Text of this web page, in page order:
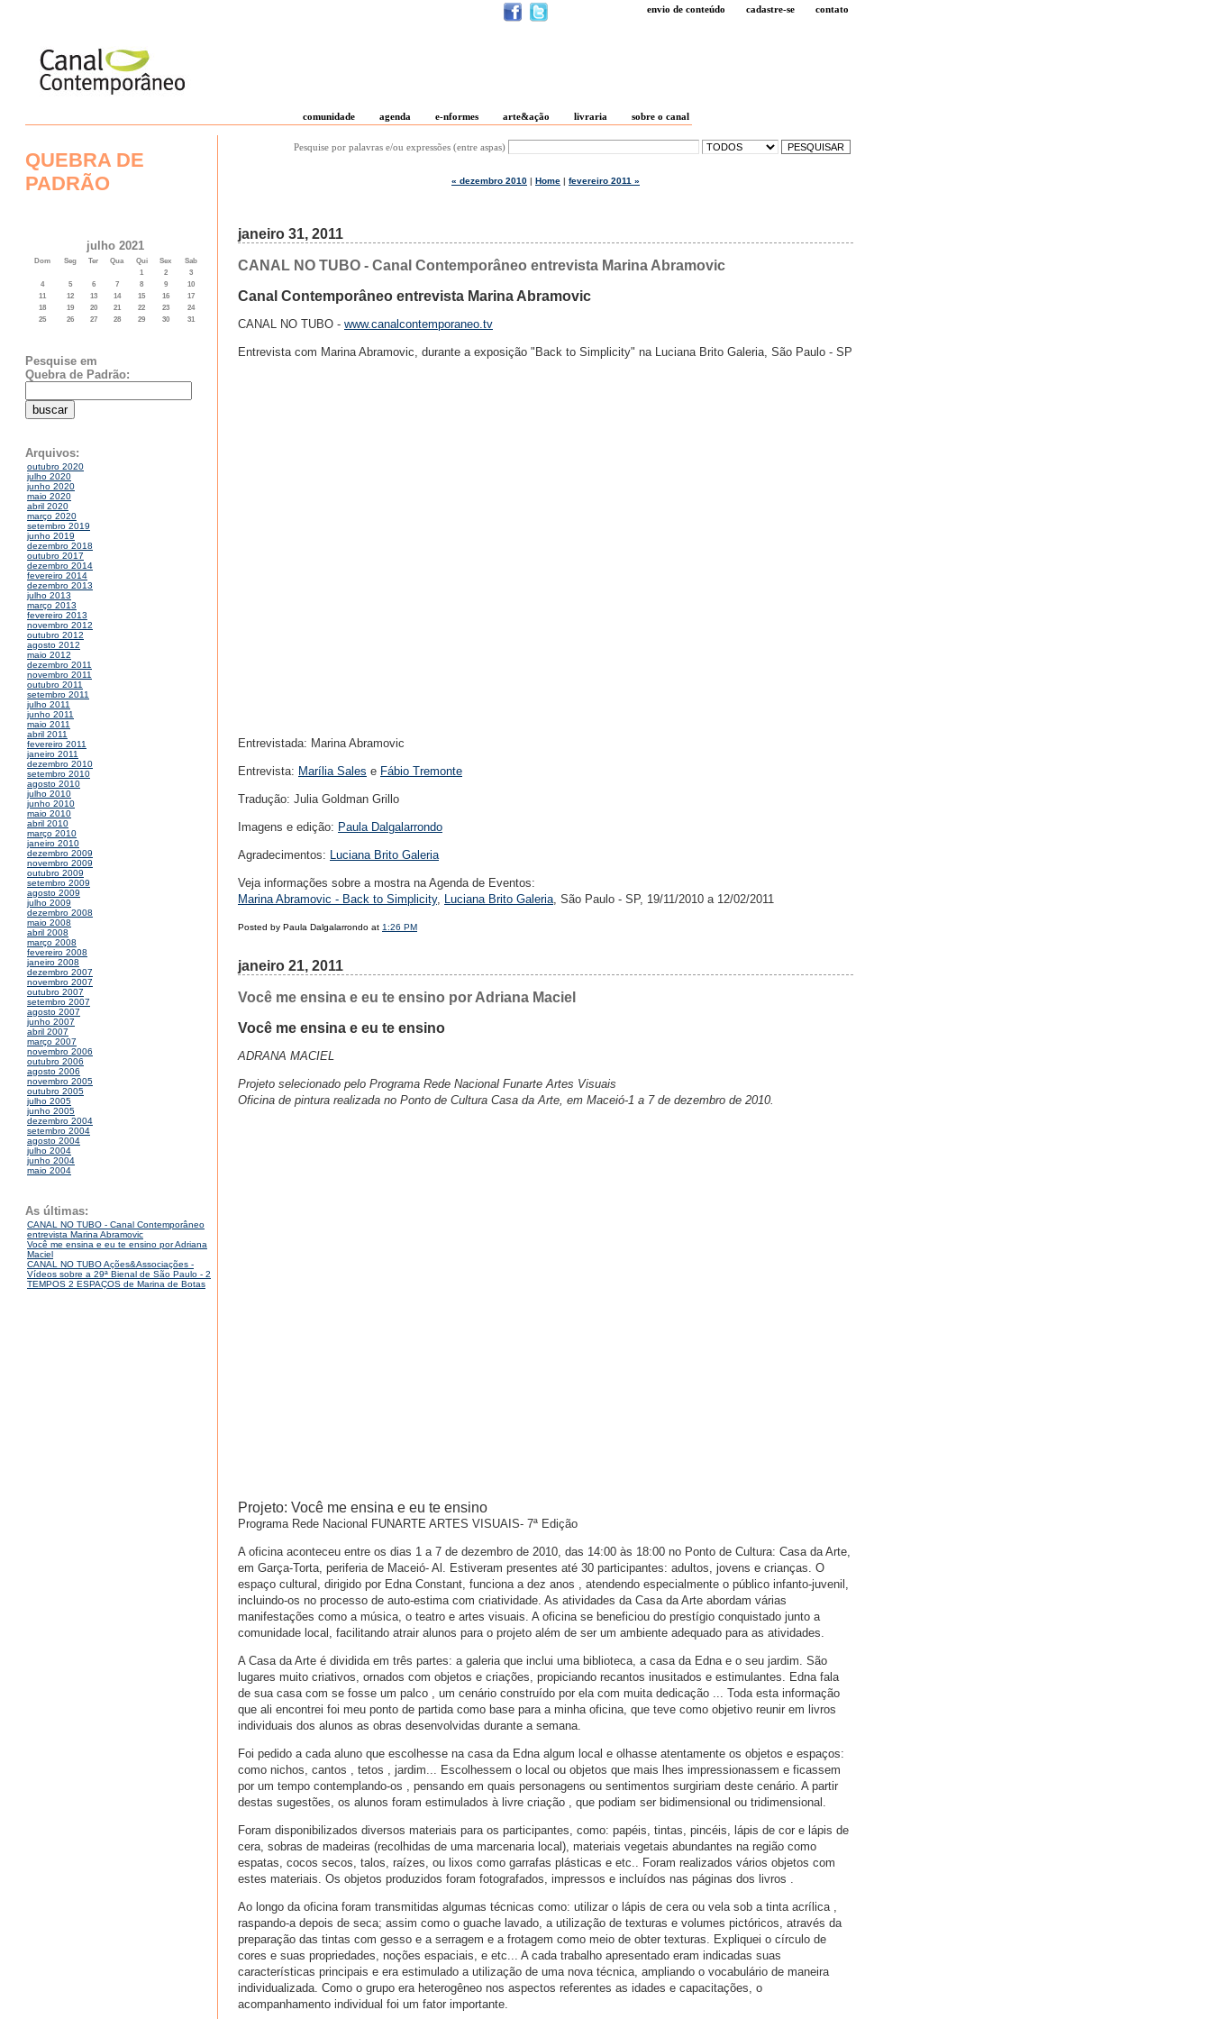
envio de conteúdo cadastre-se contato
comunidade agenda e-nformes arte&ação livraria sobre o canal
QUEBRA DE
PADRÃO
julho 2021
Dom Seg Ter Qua Qui Sex
Sab
1
2
3
4
5 6 7 8 9
10
11
12 13 14 15 16
17
18
19 20 21 22 23
24
25
26 27 28 29 30 31
Pesquise em
Quebra de Padrão:
Arquivos:
outubro 2020
julho 2020
junho 2020
maio 2020
abril 2020
março 2020
setembro 2019
junho 2019
dezembro 2018
outubro 2017
dezembro 2014
fevereiro 2014
dezembro 2013
julho 2013
março 2013
fevereiro 2013
novembro 2012
outubro 2012
agosto 2012
maio 2012
dezembro 2011
novembro 2011
outubro 2011
setembro 2011
julho 2011
junho 2011
maio 2011
abril 2011
fevereiro 2011
janeiro 2011
dezembro 2010
setembro 2010
agosto 2010
julho 2010
junho 2010
maio 2010
abril 2010
março 2010
janeiro 2010
dezembro 2009
novembro 2009
outubro 2009
setembro 2009
agosto 2009
julho 2009
dezembro 2008
maio 2008
abril 2008
março 2008
fevereiro 2008
janeiro 2008
dezembro 2007
novembro 2007
outubro 2007
setembro 2007
agosto 2007
junho 2007
abril 2007
março 2007
novembro 2006
outubro 2006
agosto 2006
novembro 2005
outubro 2005
julho 2005
junho 2005
dezembro 2004
setembro 2004
agosto 2004
julho 2004
junho 2004
maio 2004
As últimas:
CANAL NO TUBO - Canal Contemporâneo
entrevista Marina Abramovic
Você me ensina e eu te ensino por Adriana
Maciel
CANAL NO TUBO Ações&Associações -
Vídeos sobre a 29ª Bienal de São Paulo - 2
TEMPOS 2 ESPAÇOS de Marina de Botas
Pesquise por palavras e/ou expressões (entre aspas)
« dezembro 2010 | Home | fevereiro 2011 »
janeiro 31, 2011
CANAL NO TUBO - Canal Contemporâneo entrevista Marina Abramovic
Canal Contemporâneo entrevista Marina Abramovic
CANAL NO TUBO - www.canalcontemporaneo.tv
Entrevista com Marina Abramovic, durante a exposição "Back to Simplicity" na Luciana Brito Galeria, São Paulo - SP
Entrevistada: Marina Abramovic
Entrevista: Marília Sales e Fábio Tremonte
Tradução: Julia Goldman Grillo
Imagens e edição: Paula Dalgalarrondo
Agradecimentos: Luciana Brito Galeria
Veja informações sobre a mostra na Agenda de Eventos:
Marina Abramovic - Back to Simplicity, Luciana Brito Galeria, São Paulo - SP, 19/11/2010 a 12/02/2011
Posted by Paula Dalgalarrondo at 1:26 PM
janeiro 21, 2011
Você me ensina e eu te ensino por Adriana Maciel
Você me ensina e eu te ensino
ADRANA MACIEL
Projeto selecionado pelo Programa Rede Nacional Funarte Artes Visuais
Oficina de pintura realizada no Ponto de Cultura Casa da Arte, em Maceió-1 a 7 de dezembro de 2010.
Projeto: Você me ensina e eu te ensino
Programa Rede Nacional FUNARTE ARTES VISUAIS- 7ª Edição
A oficina aconteceu entre os dias 1 a 7 de dezembro de 2010, das 14:00 às 18:00 no Ponto de Cultura: Casa da Arte,
em Garça-Torta, periferia de Maceió- Al. Estiveram presentes até 30 participantes: adultos, jovens e crianças. O
espaço cultural, dirigido por Edna Constant, funciona a dez anos , atendendo especialmente o público infanto-juvenil,
incluindo-os no processo de auto-estima com criatividade. As atividades da Casa da Arte abordam várias
manifestações como a música, o teatro e artes visuais. A oficina se beneficiou do prestígio conquistado junto a
comunidade local, facilitando atrair alunos para o projeto além de ser um ambiente adequado para as atividades.
A Casa da Arte é dividida em três partes: a galeria que inclui uma biblioteca, a casa da Edna e o seu jardim. São
lugares muito criativos, ornados com objetos e criações, propiciando recantos inusitados e estimulantes. Edna fala
de sua casa com se fosse um palco , um cenário construído por ela com muita dedicação ... Toda esta informação
que ali encontrei foi meu ponto de partida como base para a minha oficina, que teve como objetivo reunir em livros
individuais dos alunos as obras desenvolvidas durante a semana.
Foi pedido a cada aluno que escolhesse na casa da Edna algum local e olhasse atentamente os objetos e espaços:
como nichos, cantos , tetos , jardim... Escolhessem o local ou objetos que mais lhes impressionassem e ficassem
por um tempo contemplando-os , pensando em quais personagens ou sentimentos surgiriam deste cenário. A partir
destas sugestões, os alunos foram estimulados à livre criação , que podiam ser bidimensional ou tridimensional.
Foram disponibilizados diversos materiais para os participantes, como: papéis, tintas, pincéis, lápis de cor e lápis de
cera, sobras de madeiras (recolhidas de uma marcenaria local), materiais vegetais abundantes na região como
espatas, cocos secos, talos, raízes, ou lixos como garrafas plásticas e etc.. Foram realizados vários objetos com
estes materiais. Os objetos produzidos foram fotografados, impressos e incluídos nas páginas dos livros .
Ao longo da oficina foram transmitidas algumas técnicas como: utilizar o lápis de cera ou vela sob a tinta acrílica ,
raspando-a depois de seca; assim como o guache lavado, a utilização de texturas e volumes pictóricos, através da
preparação das tintas com gesso e a serragem e a frotagem como meio de obter texturas. Expliquei o círculo de
cores e suas propriedades, noções espaciais, e etc... A cada trabalho apresentado eram indicadas suas
características principais e era estimulado a utilização de uma nova técnica, ampliando o vocabulário de maneira
individualizada. Como o grupo era heterogêneo nos aspectos referentes as idades e capacitações, o
acompanhamento individual foi um fator importante.